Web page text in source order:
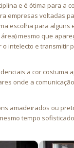
e é ótima para a
empresas voltadas
escolha para alguns
mesmo que
o intelecto e transmitir
a cor costuma
onde a
amadeirados ou
tempo